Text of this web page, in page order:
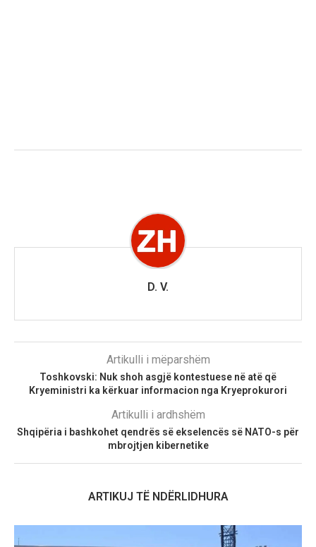
D. V.
Artikulli i mëparshëm
Toshkovski: Nuk shoh asgjë kontestuese në atë që
Kryeministri ka kërkuar informacion nga Kryeprokurori
Artikulli i ardhshëm
Shqipëria i bashkohet qendrës së ekselencës së NATO-s për
mbrojtjen kibernetike
ARTIKUJ TË NDËRLIDHURA